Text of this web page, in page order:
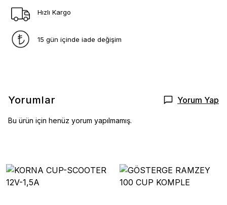
Hızlı Kargo
15 gün içinde iade değişim
Yorumlar Yorum Yap
Bu ürün için henüz yorum yapılmamış.